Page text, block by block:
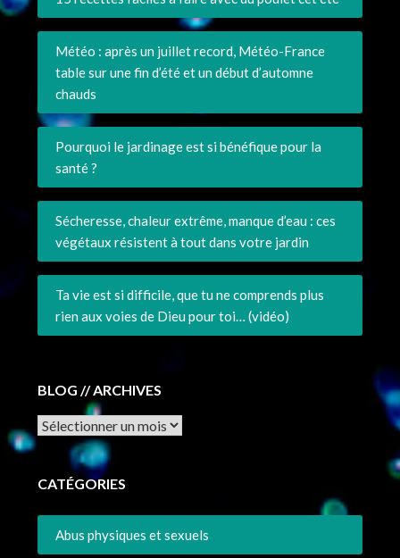
Météo : après un juillet record, Météo-France
table sur une fin d’été et un début d’automne
chauds
Pourquoi le jardinage est si bénéfique pour la
santé ?
Sécheresse, chaleur extrême, manque d’eau : ces
végétaux résistent à tout dans votre jardin
Ta vie est si difficile, que tu ne comprends plus
rien aux voies de Dieu pour toi… (vidéo)
BLOG // ARCHIVES
Archives
CATÉGORIES
Abus physiques et sexuels